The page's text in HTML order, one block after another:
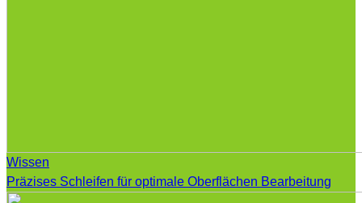
Wissen
Präzises Schleifen für optimale Oberflächen Bearbeitung